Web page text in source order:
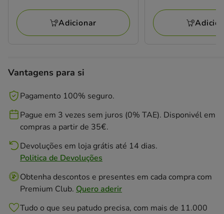
avaliações
KG
Adicionar
avaliações
KG
Vantagens para si
Pagamento 100% seguro.
Pague em 3 vezes sem juros (0% TAE). Disponivél em
compras a partir de 35€.
Devoluções em loja grátis até 14 dias.
Politica de Devoluções
Obtenha descontos e presentes em cada compra com
Premium Club. Quero aderir
Tudo o que seu patudo precisa, com mais de 11.000